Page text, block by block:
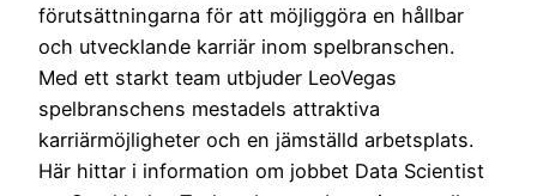
förutsättningarna för att möjliggöra en hållbar
och utvecklande karriär inom spelbranschen.
Med ett starkt team utbjuder LeoVegas
spelbranschens mestadels attraktiva
karriärmöjligheter och en jämställd arbetsplats.
Här hittar i information om jobbet Data Scientist